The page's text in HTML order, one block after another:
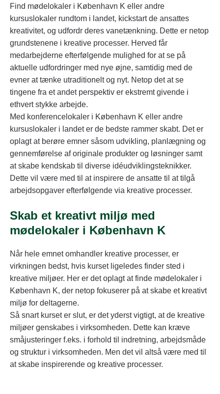
Find mødelokaler i København K eller andre
kursuslokaler rundtom i landet, kickstart de ansattes
kreativitet, og udfordr deres vanetænkning. Dette er netop
grundstenene i kreative processer. Herved får
medarbejderne efterfølgende mulighed for at se på
aktuelle udfordringer med nye øjne, samtidig med de
evner at tænke utraditionelt og nyt. Netop det at se
tingene fra et andet perspektiv er ekstremt givende i
ethvert stykke arbejde.
Med konferencelokaler i København K eller andre
kursuslokaler i landet er de bedste rammer skabt. Det er
oplagt at berøre emner såsom udvikling, planlægning og
gennemførelse af originale produkter og løsninger samt
at skabe kendskab til diverse idéudviklingsteknikker.
Dette vil være med til at inspirere de ansatte til at tilgå
arbejdsopgaver efterfølgende via kreative processer.
Skab et kreativt miljø med
mødelokaler i København K
Når hele emnet omhandler kreative processer, er
virkningen bedst, hvis kurset ligeledes finder sted i
kreative miljøer. Her er det oplagt at finde mødelokaler i
København K, der netop fokuserer på at skabe et kreativt
miljø for deltagerne.
Så snart kurset er slut, er det yderst vigtigt, at de kreative
miljøer genskabes i virksomheden. Dette kan kræve
småjusteringer f.eks. i forhold til indretning, arbejdsmåde
og struktur i virksomheden. Men det vil altså være med til
at skabe inspirerende og kreative processer.